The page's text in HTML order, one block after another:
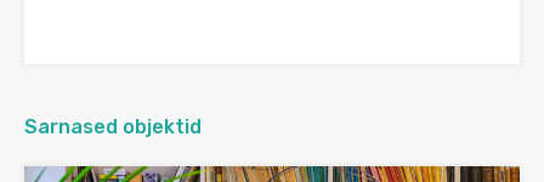
Sarnased objektid